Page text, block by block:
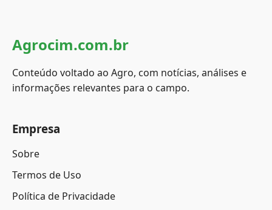
Agrocim.com.br
Conteúdo voltado ao Agro, com notícias, análises e
informações relevantes para o campo.
Empresa
Sobre
Termos de Uso
Política de Privacidade